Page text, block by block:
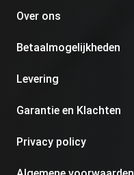
Over ons
Betaalmogelijkheden
Levering
Garantie en Klachten
Privacy policy